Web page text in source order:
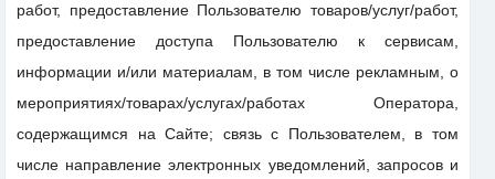
работ, предоставление Пользователю товаров/услуг/работ,
предоставление доступа Пользователю к сервисам,
информации и/или материалам, в том числе рекламным, о
мероприятиях/товарах/услугах/работах Оператора,
содержащимся на Сайте; связь с Пользователем, в том
числе направление электронных уведомлений, запросов и